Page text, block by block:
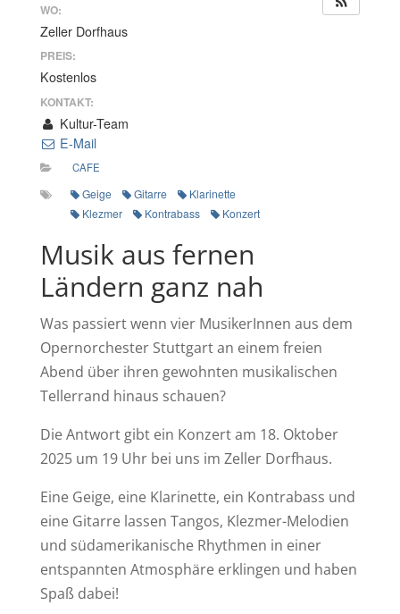
WO:
Zeller Dorfhaus
PREIS:
Kostenlos
KONTAKT:
Kultur-Team
E-Mail
CAFE
Geige Gitarre
Klarinette
Klezmer
Kontrabass Konzert
Musik aus fernen
Ländern ganz nah
Was passiert wenn vier MusikerInnen aus dem
Opernorchester Stuttgart an einem freien
Abend über ihren gewohnten musikalischen
Tellerrand hinaus schauen?
Die Antwort gibt ein Konzert am 18. Oktober
2025 um 19 Uhr bei uns im Zeller Dorfhaus.
Eine Geige, eine Klarinette, ein Kontrabass und
eine Gitarre lassen Tangos, Klezmer-Melodien
und südamerikanische Rhythmen in einer
entspannten Atmosphäre erklingen und haben
Spaß dabei!